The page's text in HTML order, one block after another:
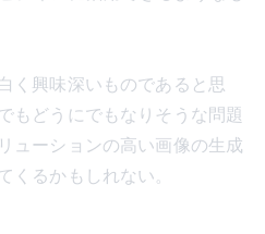
く興味深いものであると思
もどうにでもなりそうな問題
ューションの高い画像の生成
くるかもしれない。